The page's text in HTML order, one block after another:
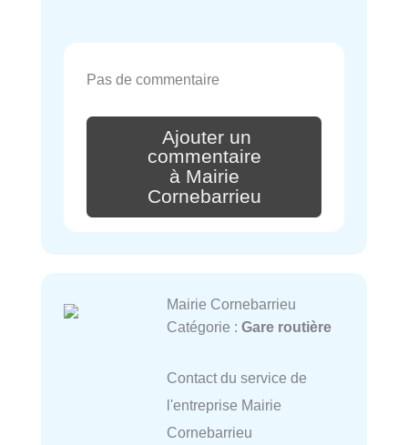
Pas de commentaire
Ajouter un
commentaire
à Mairie
Cornebarrieu
Mairie Cornebarrieu
Catégorie : Gare routière
Contact du service de
l'entreprise Mairie
Cornebarrieu